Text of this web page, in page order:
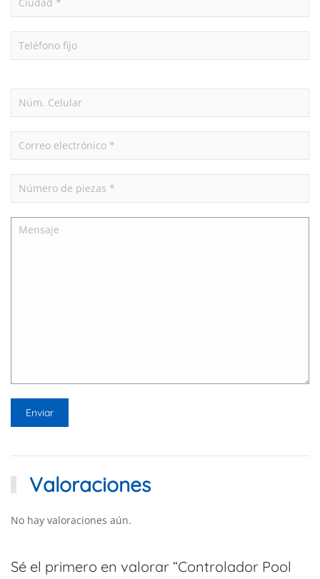
Valoraciones
No hay valoraciones aún.
Sé el primero en valorar “Controlador Pool